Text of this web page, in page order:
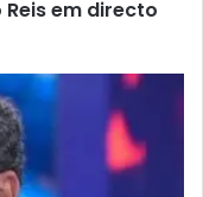
em directo